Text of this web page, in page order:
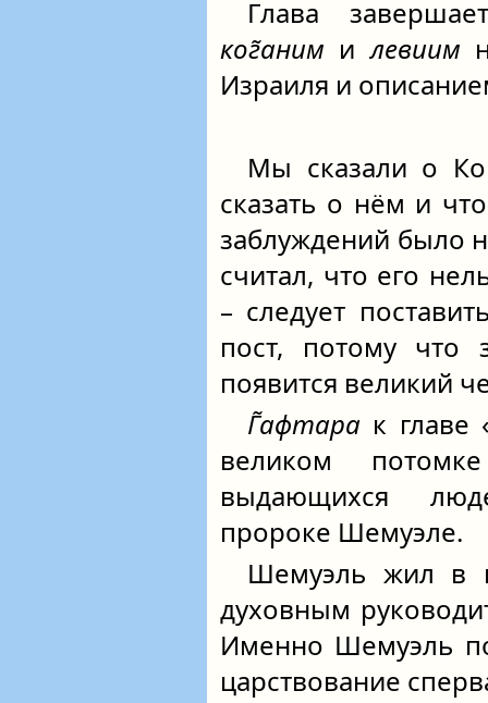
Глава
ког̃аним илевиим
Израиля и
Мы сказали о
сказать о нём и
заблуждений было
считал, что его
– следует
пост, потому что
появится великий
Г̃афтара к главе
великом
выдающихся
пророке Шемуэле.
Шемуэль жил в
духовным
Именно Шемуэль
царствование